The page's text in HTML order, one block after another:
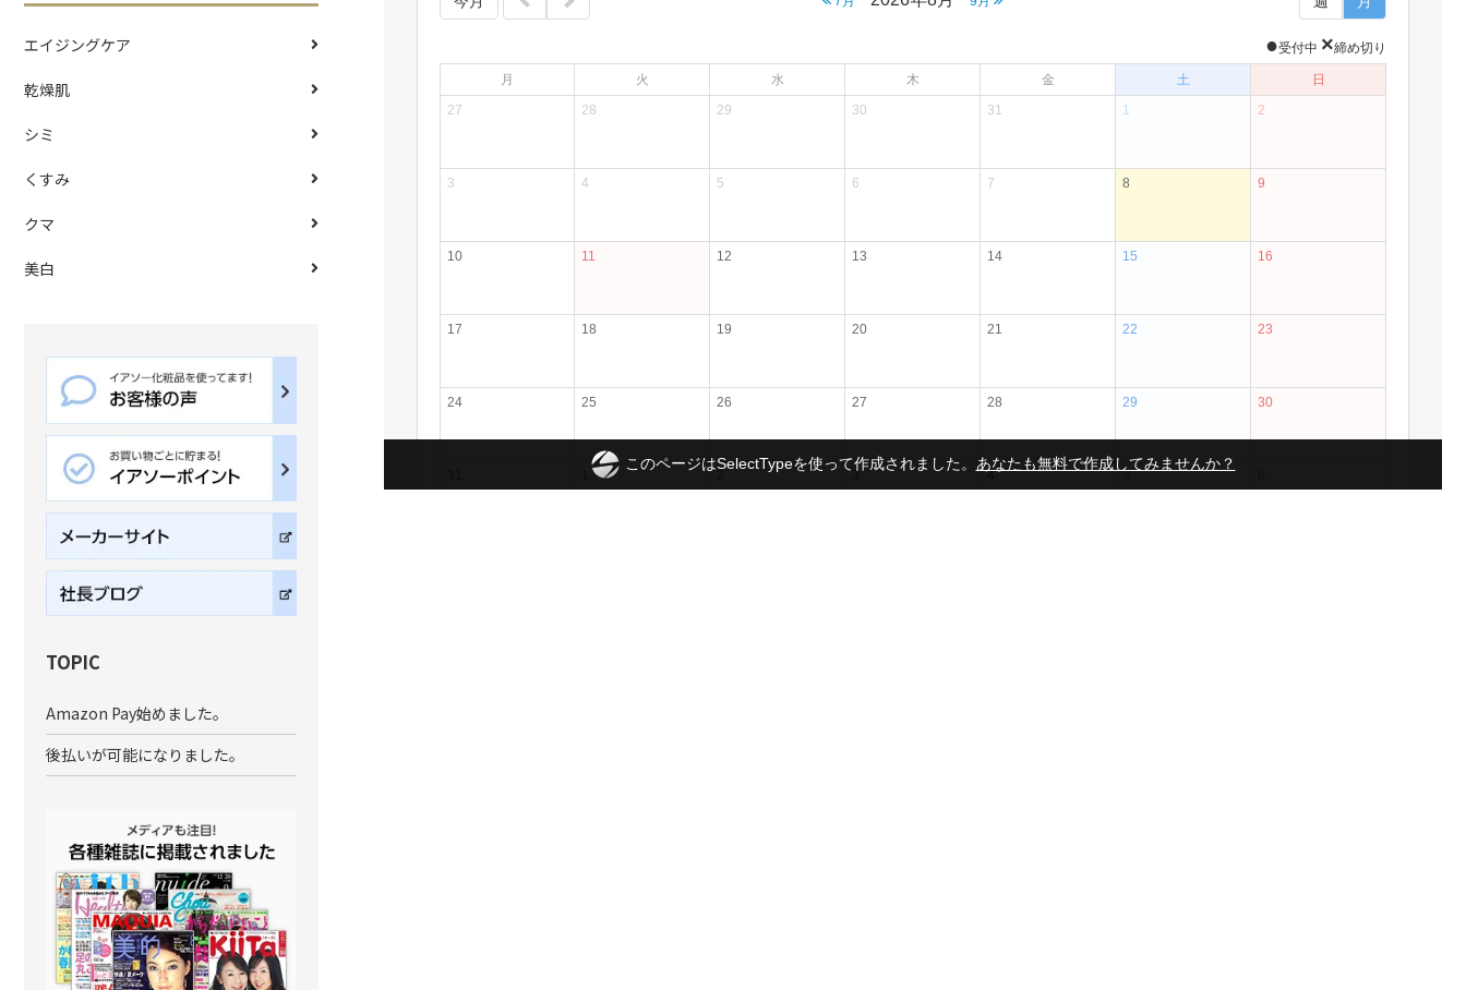
エイジングケア
乾燥肌
シミ
くすみ
クマ
美白
TOPIC
Amazon Pay始めました。
後払いが可能になりました。